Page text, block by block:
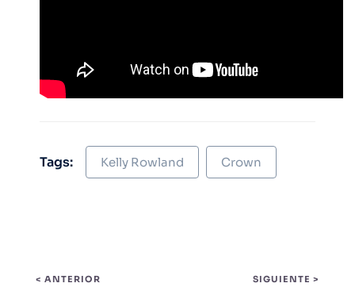
Tags: Kelly Rowland Crown
< ANTERIOR SIGUIENTE >